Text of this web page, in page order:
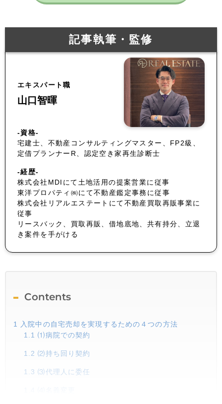
記事執筆・監修
エキスパート職
山口智暉
-資格-
宅建士、不動産コンサルティングマスター、FP2級、
定借プランナーR、認定空き家再生診断士
-経歴-
株式会社MDIにて土地活用の提案営業に従事
東洋プロパティ㈱にて不動産鑑定事務に従事
株式会社リアルエステートにて不動産買取再販事業に
従事
リースバック、買取再販、借地底地、共有持分、立退
き案件を手がける
Contents
1 入院中の自宅売却を実現するための４つの方法
1.1 ⑴病院での契約
1.2 ⑵持ち回り契約
1.3 ⑶代理人に委任